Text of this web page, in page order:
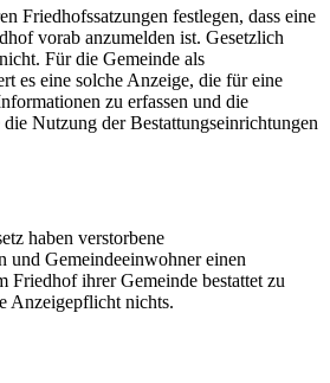
Friedhofssatzungen festlegen, dass eine
vorab anzumelden ist. Gesetzlich
Für die Gemeinde als
es eine solche Anzeige, die für eine
zu erfassen und die
Nutzung der Bestattungseinrichtungen
haben verstorbene
und Gemeindeeinwohner einen
Friedhof ihrer Gemeinde bestattet zu
Anzeigepflicht nichts.